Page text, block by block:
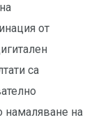
от
са
намаляване на